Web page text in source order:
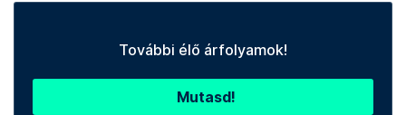
További élő árfolyamok!
Mutasd!